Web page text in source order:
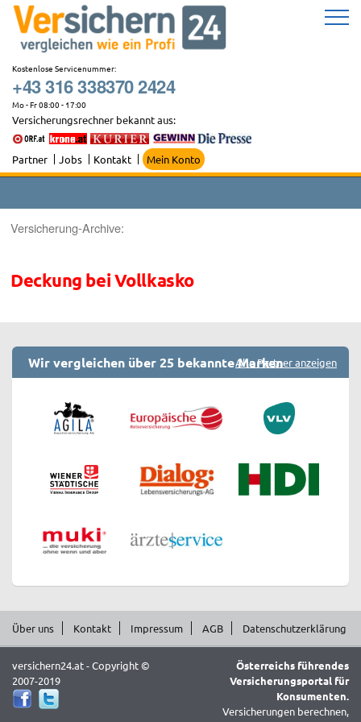
Zum
Inhalt
springen
Kostenlose Servicenummer:
+43 316 338370 2424
Mo - Fr 08:00 - 17:00
Versicherungsrechner bekannt aus:
Partner Jobs Kontakt Mein Konto
Versicherung-Archive:
Deckung bei Vollkasko
Wir vergleichen über 25 bekannte MarkenAlle Partner anzeigen
Über uns Kontakt Impressum AGB Datenschutzerklärung
versichern24.at - Copyright ©
2007-2019
Österreichs führendes
Versicherungsportal für
Konsumenten.
Versicherungen berechnen,